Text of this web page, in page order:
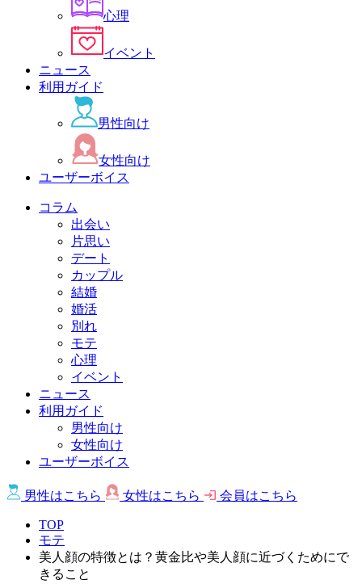
心理
イベント
ニュース
利用ガイド
男性向け
女性向け
ユーザーボイス
コラム
出会い
片思い
デート
カップル
結婚
婚活
別れ
モテ
心理
イベント
ニュース
利用ガイド
男性向け
女性向け
ユーザーボイス
男性はこちら 女性はこちら 会員はこちら
TOP
モテ
美人顔の特徴とは？黄金比や美人顔に近づくためにで
きること